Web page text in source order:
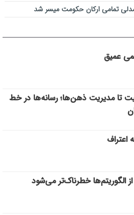
تمامی ارکان حکومت میسر شد
عمیق
تا مدیریت ذهن‌ها؛ رسانه‌ها در خط
اعتراف
الگوریتم‌ها خطرناک‌تر می‌شود